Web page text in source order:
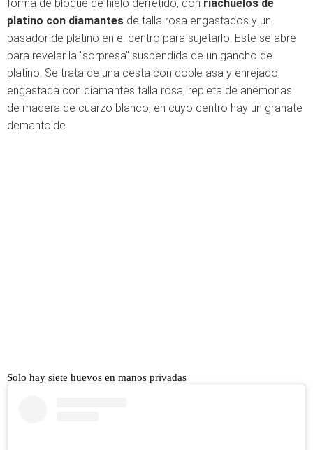
forma de bloque de hielo derretido, con riachuelos de
platino con diamantes de talla rosa engastados y un
pasador de platino en el centro para sujetarlo. Este se abre
para revelar la "sorpresa" suspendida de un gancho de
platino. Se trata de una cesta con doble asa y enrejado,
engastada con diamantes talla rosa, repleta de anémonas
de madera de cuarzo blanco, en cuyo centro hay un granate
demantoide.
Solo hay siete huevos en manos privadas